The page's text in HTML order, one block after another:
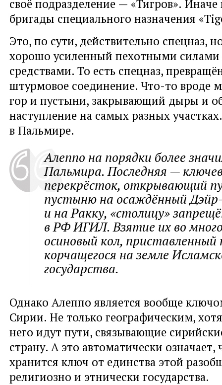
своё подразделение — «Тигров».
бригады специального назначения
Это, по сути, действительно спецназ,
хорошо усиленный пехотными
средствами. То есть спецназ,
штурмовое соединение. Что-то вроде
гор и пустыни, закрывающий дыры и
наступление на самых разных
в Пальмире.
Алеппо на порядки более
Пальмира. Последняя —
перекрёсток, открывающий
пустыню на осаждённый
и на Ракку, «столицу»
в РФ ИГИЛ. Взятие их во
осиновый кол, приставленный
корчащегося на земле
государства.
Однако Алеппо является вообще
Сирии. Не только географическим,
него идут пути, связывающие
страну. А это автоматически означает,
хранится ключ от единства этой
религиозно и этнически государства.